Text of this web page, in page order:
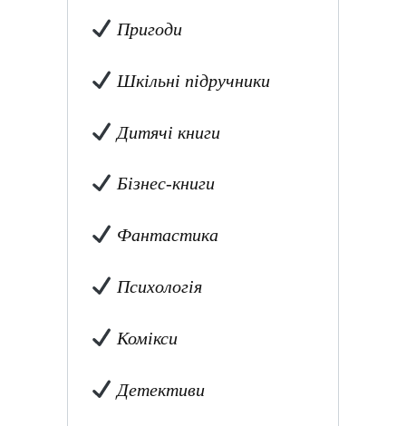
Пригоди
Шкільні підручники
Дитячі книги
Бізнес-книги
Фантастика
Психологія
Комікси
Детективи